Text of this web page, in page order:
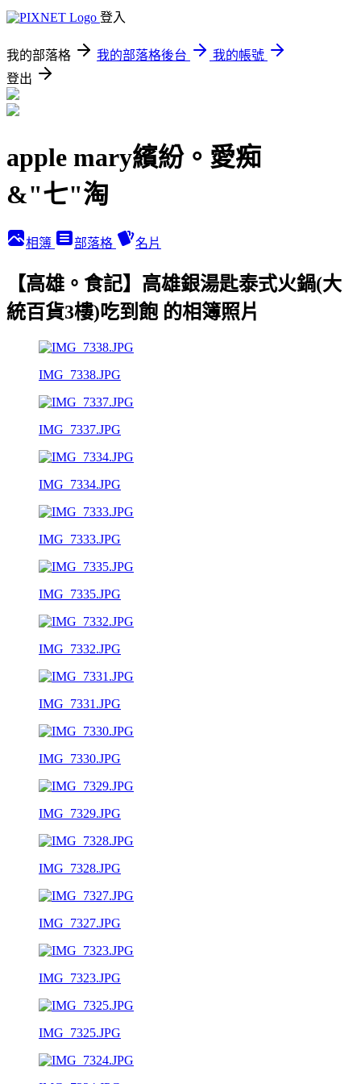
登入
我的部落格 我的部落格後台
我的帳號
登出
apple mary繽紛。愛痴
&"七"淘
相簿 部落格 名片
【高雄。食記】高雄銀湯匙泰式火鍋(大
統百貨3樓)吃到飽 的相簿照片
IMG_7338.JPG
IMG_7337.JPG
IMG_7334.JPG
IMG_7333.JPG
IMG_7335.JPG
IMG_7332.JPG
IMG_7331.JPG
IMG_7330.JPG
IMG_7329.JPG
IMG_7328.JPG
IMG_7327.JPG
IMG_7323.JPG
IMG_7325.JPG